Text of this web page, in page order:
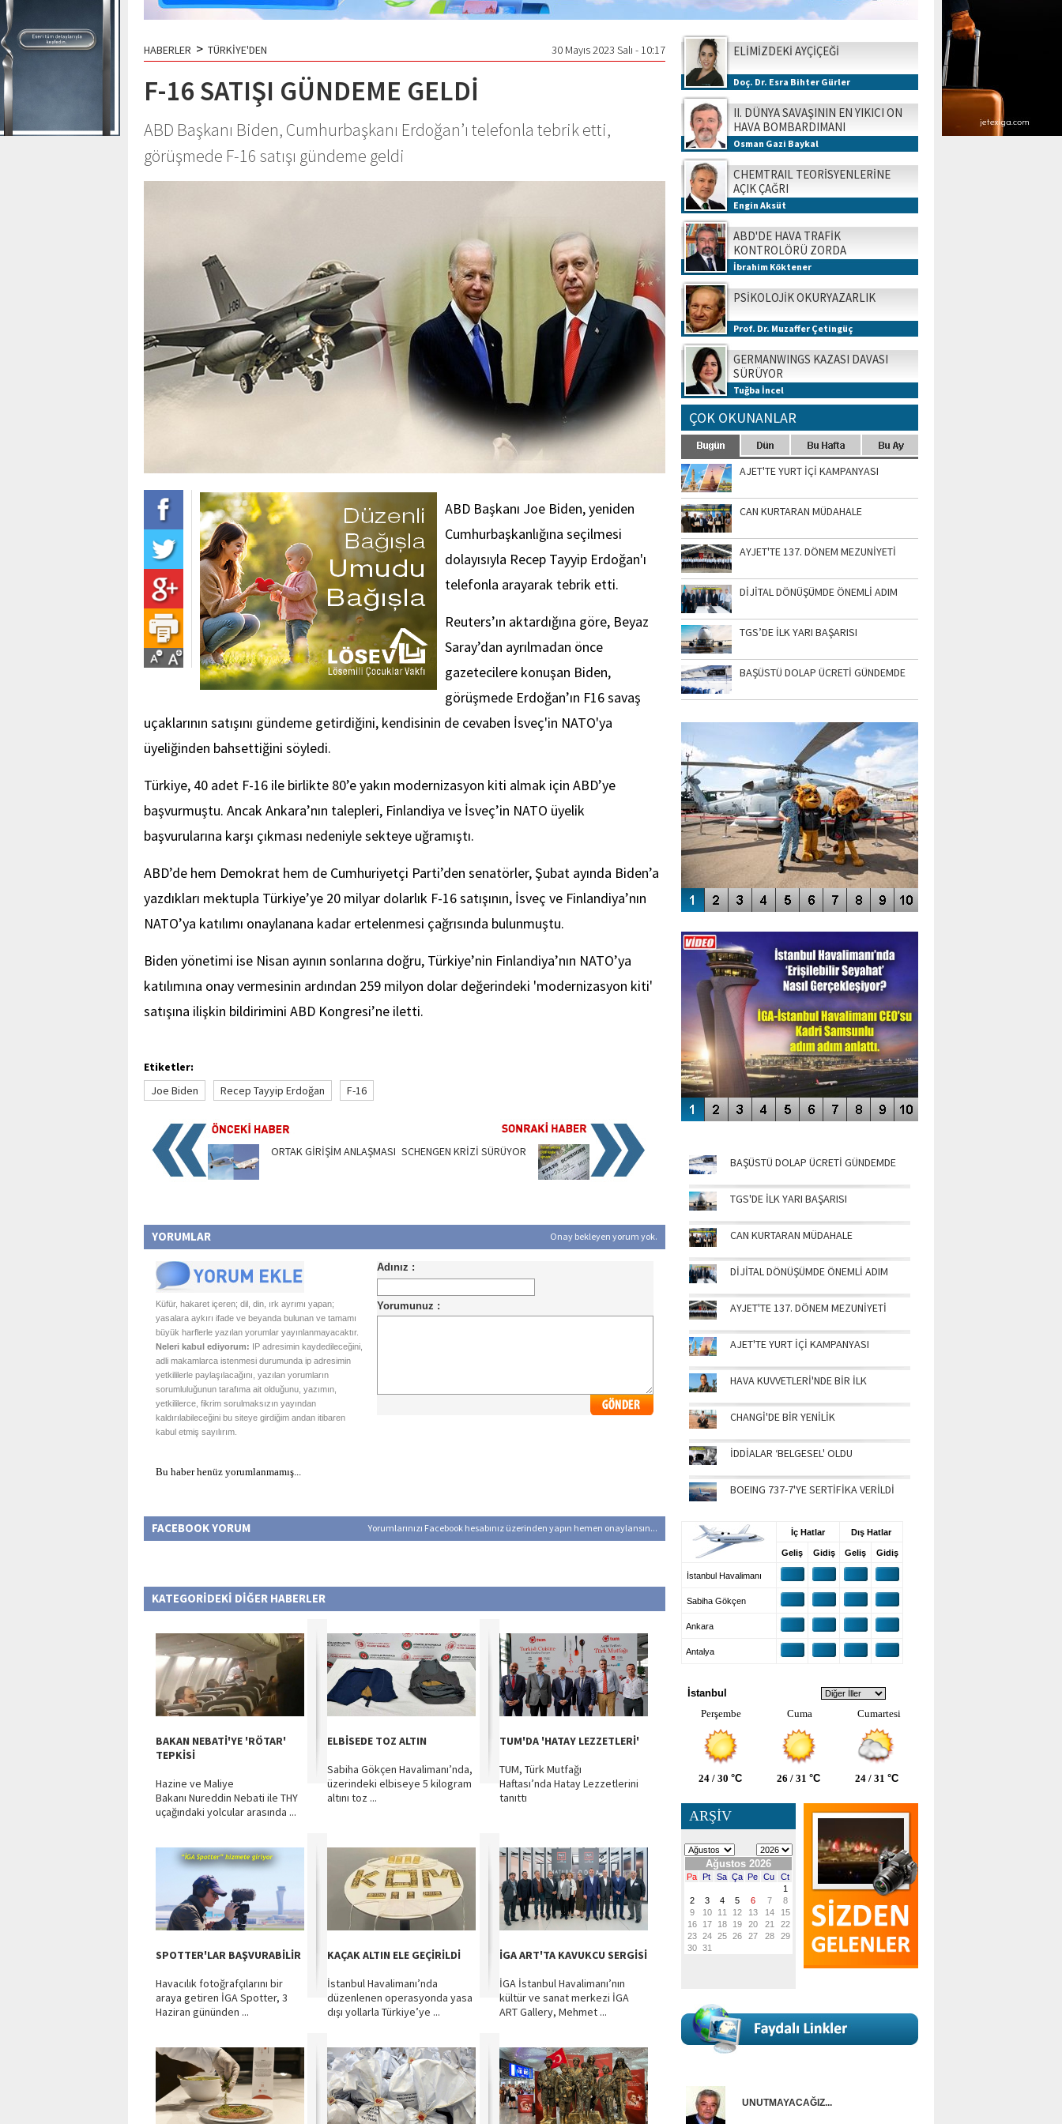
HABERLER > TÜRKİYE'DEN 30 Mayıs 2023 Salı - 10:17
F-16 SATIŞI GÜNDEME GELDİ
ABD Başkanı Biden, Cumhurbaşkanı Erdoğan’ı telefonla tebrik etti,
görüşmede F-16 satışı gündeme geldi
ABD Başkanı Joe Biden, yeniden
Cumhurbaşkanlığına seçilmesi
dolayısıyla Recep Tayyip Erdoğan'ı
telefonla arayarak tebrik etti.
Reuters’ın aktardığına göre, Beyaz
Saray’dan ayrılmadan önce
gazetecilere konuşan Biden,
görüşmede Erdoğan’ın F16 savaş
uçaklarının satışını gündeme getirdiğini, kendisinin de cevaben İsveç'in NATO'ya
üyeliğinden bahsettiğini söyledi.
Türkiye, 40 adet F-16 ile birlikte 80’e yakın modernizasyon kiti almak için ABD’ye
başvurmuştu. Ancak Ankara’nın talepleri, Finlandiya ve İsveç’in NATO üyelik
başvurularına karşı çıkması nedeniyle sekteye uğramıştı.
ABD’de hem Demokrat hem de Cumhuriyetçi Parti’den senatörler, Şubat ayında Biden’a
yazdıkları mektupla Türkiye’ye 20 milyar dolarlık F-16 satışının, İsveç ve Finlandiya’nın
NATO’ya katılımı onaylanana kadar ertelenmesi çağrısında bulunmuştu.
Biden yönetimi ise Nisan ayının sonlarına doğru, Türkiye’nin Finlandiya’nın NATO’ya
katılımına onay vermesinin ardından 259 milyon dolar değerindeki 'modernizasyon kiti'
satışına ilişkin bildirimini ABD Kongresi’ne iletti.
Etiketler:
Joe Biden
Recep Tayyip Erdoğan F-16
ORTAK GİRİŞİM ANLAŞMASI SCHENGEN KRİZİ SÜRÜYOR
YORUMLAR Onay bekleyen yorum yok.
Küfür, hakaret içeren; dil, din, ırk ayrımı yapan;
yasalara aykırı ifade ve beyanda bulunan ve tamamı
büyük harflerle yazılan yorumlar yayınlanmayacaktır.
Neleri kabul ediyorum: IP adresimin kaydedileceğini,
adli makamlarca istenmesi durumunda ip adresimin
yetkililerle paylaşılacağını, yazılan yorumların
sorumluluğunun tarafıma ait olduğunu, yazımın,
yetkililerce, fikrim sorulmaksızın yayından
kaldırılabileceğini bu siteye girdiğim andan itibaren
kabul etmiş sayılırım.
Bu haber henüz yorumlanmamış...
FACEBOOK YORUM Yorumlarınızı Facebook hesabınız üzerinden yapın hemen onaylansın...
KATEGORİDEKİ DİĞER HABERLER
BAKAN NEBATİ'YE 'RÖTAR'
TEPKİSİ
Hazine ve Maliye
Bakanı Nureddin Nebati ile THY
uçağındaki yolcular arasında ...
ELBİSEDE TOZ ALTIN
Sabiha Gökçen Havalimanı’nda,
üzerindeki elbiseye 5 kilogram
altını toz ...
TUM'DA 'HATAY LEZZETLERİ'
TUM, Türk Mutfağı
Haftası’nda Hatay Lezzetlerini
tanıttı
SPOTTER'LAR BAŞVURABİLİR
Havacılık fotoğrafçılarını bir
araya getiren İGA Spotter, 3
Haziran gününden ...
KAÇAK ALTIN ELE GEÇİRİLDİ
İstanbul Havalimanı’nda
düzenlenen operasyonda yasa
dışı yollarla Türkiye’ye ...
İGA ART'TA KAVUKCU SERGİSİ
İGA İstanbul Havalimanı’nın
kültür ve sanat merkezi İGA
ART Gallery, Mehmet ...
ELİMİZDEKİ AYÇİÇEĞİ
Doç. Dr. Esra Bihter Gürler
II. DÜNYA SAVAŞININ EN YIKICI ON
HAVA BOMBARDIMANI
Osman Gazi Baykal
CHEMTRAIL TEORİSYENLERİNE
AÇIK ÇAĞRI
Engin Aksüt
ABD'DE HAVA TRAFİK
KONTROLÖRÜ ZORDA
İbrahim Köktener
PSİKOLOJİK OKURYAZARLIK
Prof. Dr. Muzaffer Çetingüç
GERMANWINGS KAZASI DAVASI
SÜRÜYOR
Tuğba İncel
ÇOK OKUNANLAR
AJET'TE YURT İÇİ KAMPANYASI
CAN KURTARAN MÜDAHALE
AYJET'TE 137. DÖNEM MEZUNİYETİ
DİJİTAL DÖNÜŞÜMDE ÖNEMLİ ADIM
TGS’DE İLK YARI BAŞARISI
BAŞÜSTÜ DOLAP ÜCRETİ GÜNDEMDE
SİNGAPUR AIRSHOW-2020
ENGELLERİN AŞILDIĞI HAVALİMANI
BAŞÜSTÜ DOLAP ÜCRETİ GÜNDEMDE
TGS'DE İLK YARI BAŞARISI
CAN KURTARAN MÜDAHALE
DİJİTAL DÖNÜŞÜMDE ÖNEMLİ ADIM
AYJET'TE 137. DÖNEM MEZUNİYETİ
AJET'TE YURT İÇİ KAMPANYASI
HAVA KUVVETLERİ'NDE BİR İLK
CHANGİ'DE BİR YENİLİK
İDDİALAR ‘BELGESEL' OLDU
BOEING 737-7'YE SERTİFİKA VERİLDİ
İç Hatlar Dış Hatlar
Geliş Gidiş Geliş Gidiş
İstanbul Havalimanı
Sabiha Gökçen
Ankara
Antalya
İstanbul
Perşembe
Cuma Cumartesi
24 / 30 °C 26 / 31 °C 24 / 31 °C
ARŞİV
UNUTMAYACAĞIZ...